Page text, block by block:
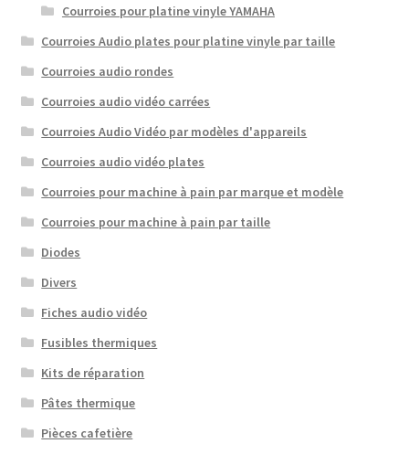
Courroies pour platine vinyle YAMAHA
Courroies Audio plates pour platine vinyle par taille
Courroies audio rondes
Courroies audio vidéo carrées
Courroies Audio Vidéo par modèles d'appareils
Courroies audio vidéo plates
Courroies pour machine à pain par marque et modèle
Courroies pour machine à pain par taille
Diodes
Divers
Fiches audio vidéo
Fusibles thermiques
Kits de réparation
Pâtes thermique
Pièces cafetière